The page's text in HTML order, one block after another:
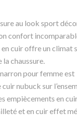
au look sport
confort
cuir offre un climat
la chaussure.
pour femme est
nubuck sur
empiècements en
et en cuir effet